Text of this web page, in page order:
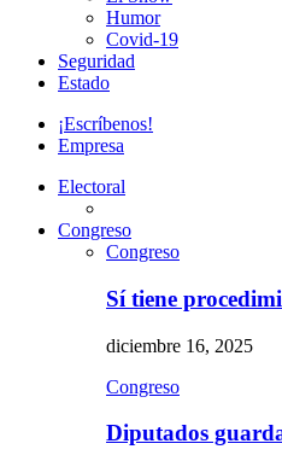
Humor
Covid-19
Seguridad
Estado
¡Escríbenos!
Empresa
Electoral
Congreso
Congreso
Sí tiene
diciembre 16, 2025
Congreso
Diputados